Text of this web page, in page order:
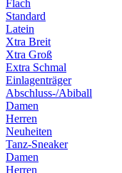
Flach
Standard
Latein
Xtra Breit
Xtra Groß
Extra Schmal
Einlagenträger
Abschluss-/Abiball
Damen
Herren
Neuheiten
Tanz-Sneaker
Damen
Herren